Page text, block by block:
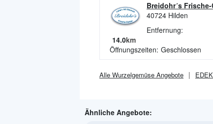
Breidohr´s
40724 Hilden
Entfernung:
14.0km
Öffnungszeiten: Geschlossen
Alle Wurzelgemüse Angebote
Ähnliche Angebote: